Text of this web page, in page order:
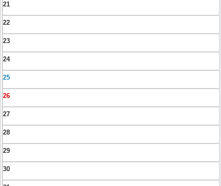
21
22
23
24
25
26
27
28
29
30